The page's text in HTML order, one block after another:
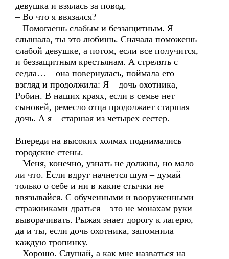
девушка и взялась за повод.
– Во что я ввязался?
– Помогаешь слабым и беззащитным. Я
слышала, ты это любишь. Сначала поможешь
слабой девушке, а потом, если все получится,
и беззащитным крестьянам. А стрелять с
седла… – она повернулась, поймала его
взгляд и продолжила: Я – дочь охотника,
Робин. В наших краях, если в семье нет
сыновей, ремесло отца продолжает старшая
дочь. А я – старшая из четырех сестер.
Впереди на высоких холмах поднимались
городские стены.
– Меня, конечно, узнать не должны, но мало
ли что. Если вдруг начнется шум – думай
только о себе и ни в какие стычки не
ввязывайся. С обученными и вооруженными
стражниками драться – это не монахам руки
выворачивать. Рыжая знает дорогу к лагерю,
да и ты, если дочь охотника, запомнила
каждую тропинку.
– Хорошо. Слушай, а как мне назваться на